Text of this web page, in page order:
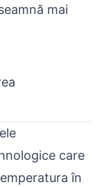
mai
care
în